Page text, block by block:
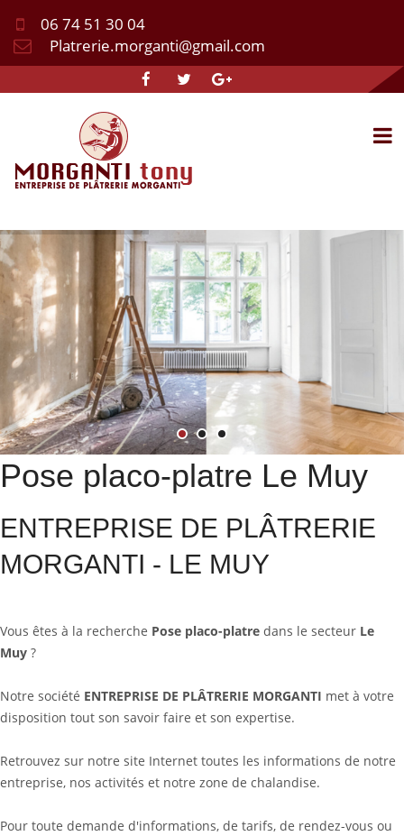
06 74 51 30 04
Platrerie.morganti@gmail.com
Pose placo-platre Le Muy
ENTREPRISE DE PLÂTRERIE
MORGANTI - LE MUY
Vous êtes à la recherche Pose placo-platre dans le secteur Le
Muy ?
Notre société ENTREPRISE DE PLÂTRERIE MORGANTI met à votre
disposition tout son savoir faire et son expertise.
Retrouvez sur notre site Internet toutes les informations de notre
entreprise, nos activités et notre zone de chalandise.
Pour toute demande d'informations, de tarifs, de rendez-vous ou